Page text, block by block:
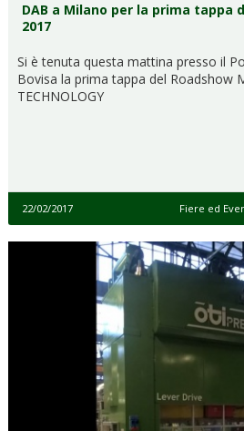
DAB a Milano per la prima tappa
2017
Si è tenuta questa mattina presso il
Bovisa la prima tappa del Roadshow
TECHNOLOGY
22/02/2017 Fiere ed